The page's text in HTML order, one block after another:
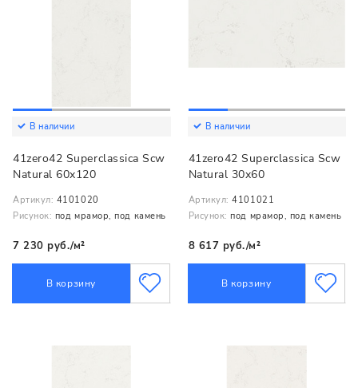
В наличии
41zero42 Superclassica Scw
Natural 60x120
Артикул: 4101020
Рисунок: под мрамор, под камень
7 230 руб./м²
В корзину
В наличии
41zero42 Superclassica Scw
Natural 30x60
Артикул: 4101021
Рисунок: под мрамор, под камень
8 617 руб./м²
В корзину